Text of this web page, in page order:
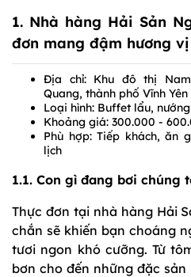
1. Nhà hàng Hải Sản
đơn mang đậm hương
Địa chỉ: Khu đô thị
Quang, thành phố Vĩnh Yên
Loại hình: Buffet lẩu,
Khoảng giá: 300.000 -
Phù hợp: Tiếp khách, ăn
lịch
1.1. Con gì đang bơi chúng
Thực đơn tại nhà hàng Hải
chắn sẽ khiến bạn choáng
tươi ngon khó cưỡng. Từ
bơn cho đến những đặc